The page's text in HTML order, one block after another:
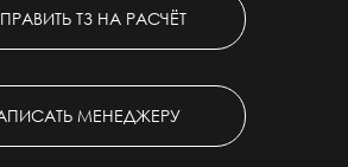
ТЗ НА РАСЧЁТ
МЕНЕДЖЕРУ